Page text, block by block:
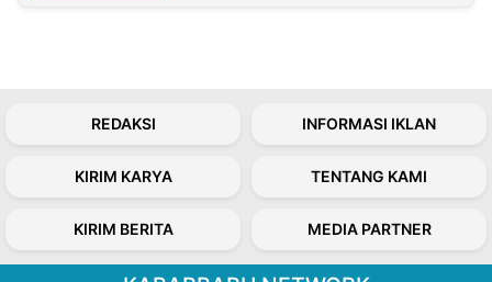
REDAKSI INFORMASI IKLAN
KIRIM KARYA TENTANG KAMI
KIRIM BERITA MEDIA PARTNER